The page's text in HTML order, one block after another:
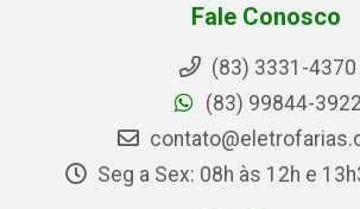
Fale Conosco
(83) 3331-4370
(83) 99844-3922
Seg a Sex: 08h às 12h e